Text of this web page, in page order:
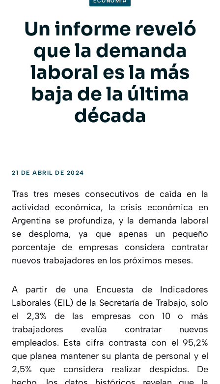
Un informe reveló
que la demanda
laboral es la más
baja de la última
década
21 DE ABRIL DE 2024
Tras tres meses consecutivos de caída en la
actividad económica, la crisis económica en
Argentina se profundiza, y la demanda laboral
se desploma, ya que apenas un pequeño
porcentaje de empresas considera contratar
nuevos trabajadores en los próximos meses.
A partir de una Encuesta de Indicadores
Laborales (EIL) de la Secretaría de Trabajo, solo
el 2,3% de las empresas con 10 o más
trabajadores evalúa contratar nuevos
empleados. Esta cifra contrasta con el 95,2%
que planea mantener su planta de personal y el
2,5% que considera realizar despidos. De